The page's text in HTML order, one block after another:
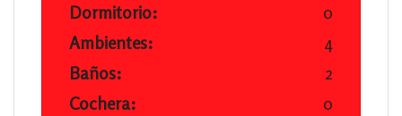
Dormitorio:
0
Ambientes:
4
Baños:
2
Cochera:
0